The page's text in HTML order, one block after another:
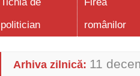
politician
românilor
Arhiva zilnică: 11